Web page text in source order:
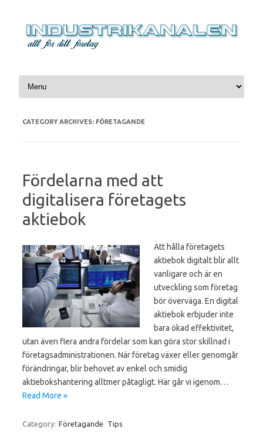
Skip to content
CATEGORY ARCHIVES: FÖRETAGANDE
Fördelarna med att
digitalisera företagets
aktiebok
Att hålla företagets
aktiebok digitalt blir allt
vanligare och är en
utveckling som företag
bör överväga. En digital
aktiebok erbjuder inte
bara ökad effektivitet,
utan även flera andra fördelar som kan göra stor skillnad i
företagsadministrationen. När företag växer eller genomgår
förändringar, blir behovet av enkel och smidig
aktiebokshantering alltmer påtagligt. Här går vi igenom…
Read More »
Category: Företagande Tips